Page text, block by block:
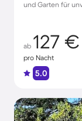
und Garten für
ab 127 €
pro Nacht
5.0